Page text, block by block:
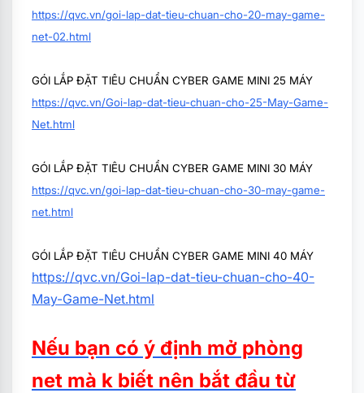
https://qvc.vn/goi-lap-dat-tieu-chuan-cho-20-may-game-
net-02.html
GÓI LẮP ĐẶT TIÊU CHUẨN CYBER GAME MINI 25 MÁY
https://qvc.vn/Goi-lap-dat-tieu-chuan-cho-25-May-Game-
Net.html
GÓI LẮP ĐẶT TIÊU CHUẨN CYBER GAME MINI 30 MÁY
https://qvc.vn/goi-lap-dat-tieu-chuan-cho-30-may-game-
net.html
GÓI LẮP ĐẶT TIÊU CHUẨN CYBER GAME MINI 40 MÁY
https://qvc.vn/Goi-lap-dat-tieu-chuan-cho-40-
May-Game-Net.html
Nếu bạn có ý định mở phòng
net mà k biết nên bắt đầu từ